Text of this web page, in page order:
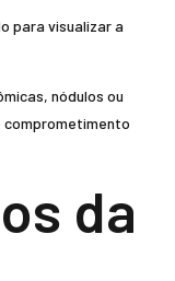
para visualizar a
nódulos ou
comprometimento
da